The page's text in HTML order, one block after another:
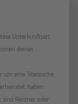
Unterkunftsart
deines
um eine "klassische
haben
sind Rentner oder